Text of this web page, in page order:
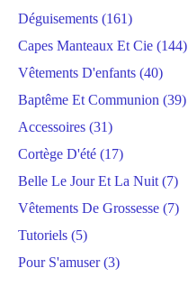
Déguisements (161)
Capes Manteaux Et Cie (144)
Vêtements D'enfants (40)
Baptême Et Communion (39)
Accessoires (31)
Cortège D'été (17)
Belle Le Jour Et La Nuit (7)
Vêtements De Grossesse (7)
Tutoriels (5)
Pour S'amuser(3)